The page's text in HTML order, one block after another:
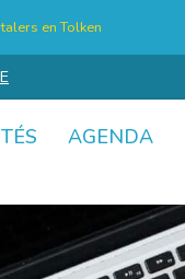
en Tolken
AGENDA